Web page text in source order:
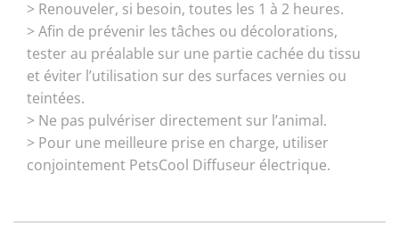
> Renouveler, si besoin, toutes les 1 à 2 heures.
> Afin de prévenir les tâches ou décolorations,
tester au préalable sur une partie cachée du tissu
et éviter l’utilisation sur des surfaces vernies ou
teintées.
> Ne pas pulvériser directement sur l’animal.
> Pour une meilleure prise en charge, utiliser
conjointement PetsCool Diffuseur électrique.